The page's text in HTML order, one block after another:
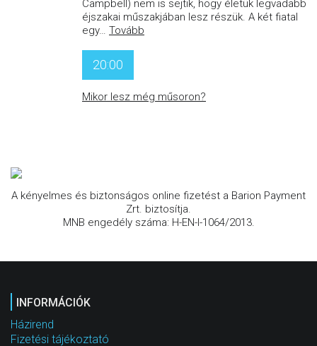
Campbell) nem is sejtik, hogy életük legvadabb
éjszakai műszakjában lesz részük. A két fiatal
egy… Tovább
20:00
Mikor lesz még műsoron?
A kényelmes és biztonságos online fizetést a Barion Payment
Zrt. biztosítja.
MNB engedély száma: H-EN-I-1064/2013.
INFORMÁCIÓK
Házirend
Fizetési tájékoztató